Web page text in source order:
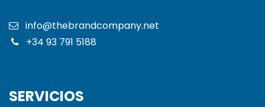
info@thebrandcompany.net
+34 93 791 5188
SERVICIOS